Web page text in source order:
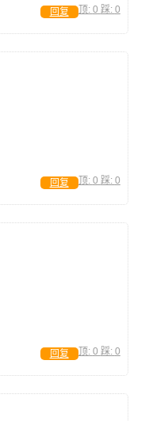
顶: 0 踩: 0
回复
顶: 0 踩: 0
回复
顶: 0 踩: 0
回复